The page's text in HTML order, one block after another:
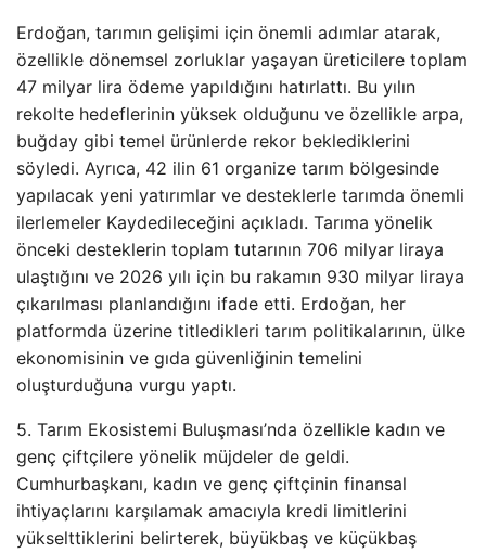
Erdoğan, tarımın gelişimi için önemli adımlar atarak,
özellikle dönemsel zorluklar yaşayan üreticilere toplam
47 milyar lira ödeme yapıldığını hatırlattı. Bu yılın
rekolte hedeflerinin yüksek olduğunu ve özellikle arpa,
buğday gibi temel ürünlerde rekor beklediklerini
söyledi. Ayrıca, 42 ilin 61 organize tarım bölgesinde
yapılacak yeni yatırımlar ve desteklerle tarımda önemli
ilerlemeler Kaydedileceğini açıkladı. Tarıma yönelik
önceki desteklerin toplam tutarının 706 milyar liraya
ulaştığını ve 2026 yılı için bu rakamın 930 milyar liraya
çıkarılması planlandığını ifade etti. Erdoğan, her
platformda üzerine titledikleri tarım politikalarının, ülke
ekonomisinin ve gıda güvenliğinin temelini
oluşturduğuna vurgu yaptı.
5. Tarım Ekosistemi Buluşması’nda özellikle kadın ve
genç çiftçilere yönelik müjdeler de geldi.
Cumhurbaşkanı, kadın ve genç çiftçinin finansal
ihtiyaçlarını karşılamak amacıyla kredi limitlerini
yükselttiklerini belirterek, büyükbaş ve küçükbaş